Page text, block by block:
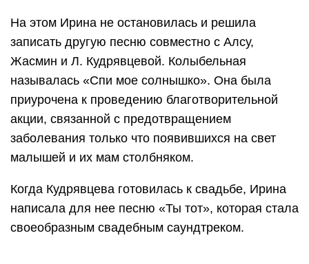
На этом Ирина не остановилась и решила
записать другую песню совместно с Алсу,
Жасмин и Л. Кудрявцевой. Колыбельная
называлась «Спи мое солнышко». Она была
приурочена к проведению благотворительной
акции, связанной с предотвращением
заболевания только что появившихся на свет
малышей и их мам столбняком.
Когда Кудрявцева готовилась к свадьбе, Ирина
написала для нее песню «Ты тот», которая стала
своеобразным свадебным саундтреком.